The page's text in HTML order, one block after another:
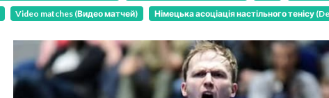
Video matches (Видео матчей) Німецька асоціація настільного тенісу